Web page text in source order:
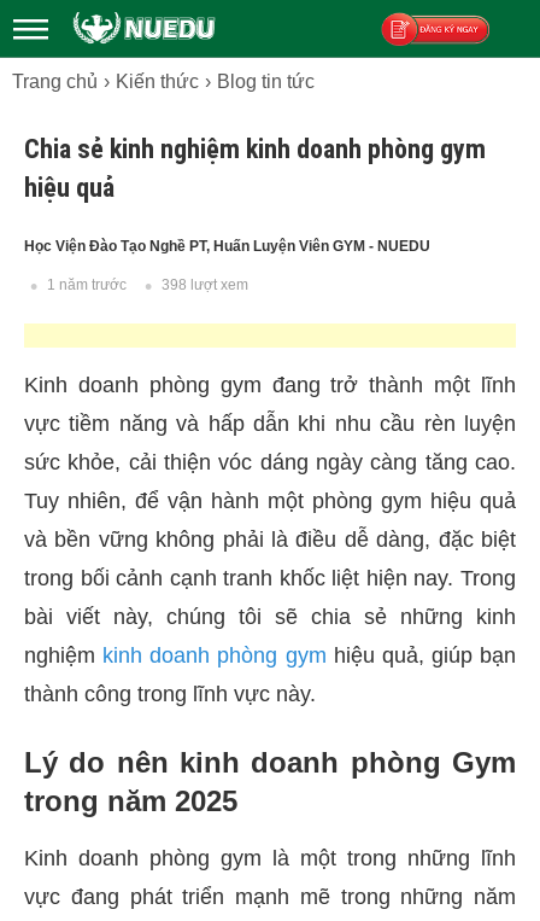
Trang chủ Kiến thức Blog tin tức
Chia sẻ kinh nghiệm kinh doanh phòng gym
hiệu quả
Học Viện Đào Tạo Nghề PT, Huấn Luyện Viên GYM - NUEDU
1 năm trước 398 lượt xem
Kinh doanh phòng gym đang trở thành một lĩnh
vực tiềm năng và hấp dẫn khi nhu cầu rèn luyện
sức khỏe, cải thiện vóc dáng ngày càng tăng cao.
Tuy nhiên, để vận hành một phòng gym hiệu quả
và bền vững không phải là điều dễ dàng, đặc biệt
trong bối cảnh cạnh tranh khốc liệt hiện nay. Trong
bài viết này, chúng tôi sẽ chia sẻ những kinh
nghiệm kinh doanh phòng gym hiệu quả, giúp bạn
thành công trong lĩnh vực này.
Lý do nên kinh doanh phòng Gym
trong năm 2025
Kinh doanh phòng gym là một trong những lĩnh
vực đang phát triển mạnh mẽ trong những năm